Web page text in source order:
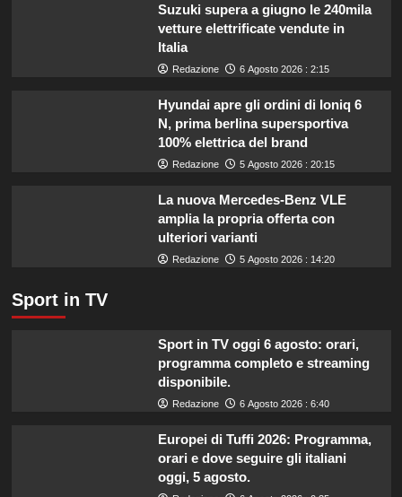
Suzuki supera a giugno le 240mila
vetture elettrificate vendute in
Italia
Redazione 6 Agosto 2026 : 2:15
Hyundai apre gli ordini di Ioniq 6
N, prima berlina supersportiva
100% elettrica del brand
Redazione 5 Agosto 2026 : 20:15
La nuova Mercedes-Benz VLE
amplia la propria offerta con
ulteriori varianti
Redazione 5 Agosto 2026 : 14:20
Sport in TV
Sport in TV oggi 6 agosto: orari,
programma completo e streaming
disponibile.
Redazione 6 Agosto 2026 : 6:40
Europei di Tuffi 2026: Programma,
orari e dove seguire gli italiani
oggi, 5 agosto.